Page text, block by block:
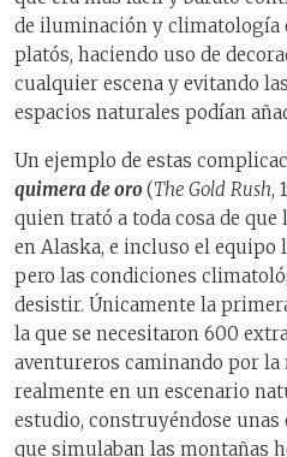
de iluminación y climatología
platós, haciendo uso de
cualquier escena y evitando
espacios naturales podían
Un ejemplo de estas
quimera de oro(The Gold Rush,
quien trató a toda cosa de
en Alaska, e incluso el equipo
pero las condiciones
desistir. Únicamente la
la que se necesitaron 600
aventureros caminando por la
realmente en un escenario
estudio, construyéndose unas
que simulaban las montañas